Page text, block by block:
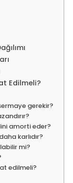
Edilmeli?
gerekir?
amorti eder?
karlıdır?
mi?
edilmeli?